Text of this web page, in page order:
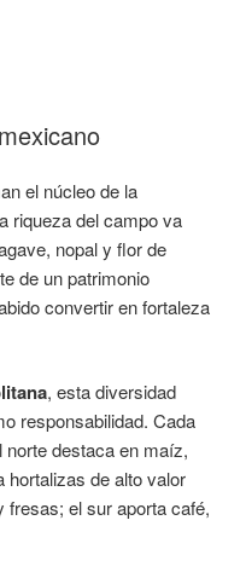
el núcleo de la
riqueza del campo va
nopal y flor de
de un patrimonio
convertir en fortaleza
, esta diversidad
responsabilidad. Cada
norte destaca en maíz,
hortalizas de alto valor
el sur aporta café,